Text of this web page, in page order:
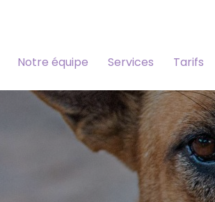
Notre équipe Services Tarifs